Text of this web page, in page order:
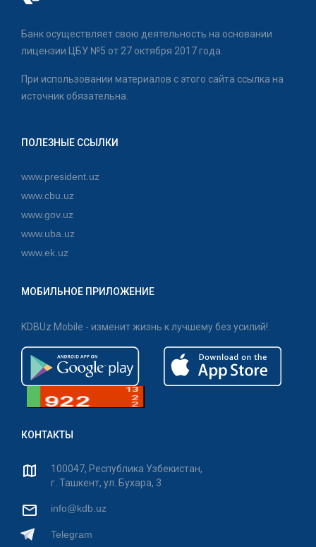
Банк осуществляет свою деятельность на основании
лицензии ЦБУ №5 от 27 октября 2017 года.
При использовании материалов с этого сайта ссылка на
источник обязательна.
ПОЛЕЗНЫЕ ССЫЛКИ
www.president.uz
www.cbu.uz
www.gov.uz
www.uba.uz
www.ek.uz
МОБИЛЬНОЕ ПРИЛОЖЕНИЕ
KDBUz Mobile - изменит жизнь к лучшему без усилий!
КОНТАКТЫ
100047, Республика Узбекистан,
г. Ташкент, ул. Бухара, 3
info@kdb.uz
Telegram